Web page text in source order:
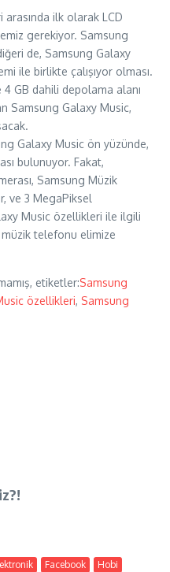
ilk olarak LCD
gerekiyor. Samsung
de, Samsung Galaxy
ile birlikte çalışıyor olması.
GB dahili depolama alanı
Samsung Galaxy Music,
Galaxy Music ön yüzünde,
bulunuyor. Fakat,
Samsung Müzik
ve 3 MegaPiksel
Music özellikleri ile ilgili
telefonu elimize
etiketler:Samsung
özellikleri, Samsung
Facebook
Hobi